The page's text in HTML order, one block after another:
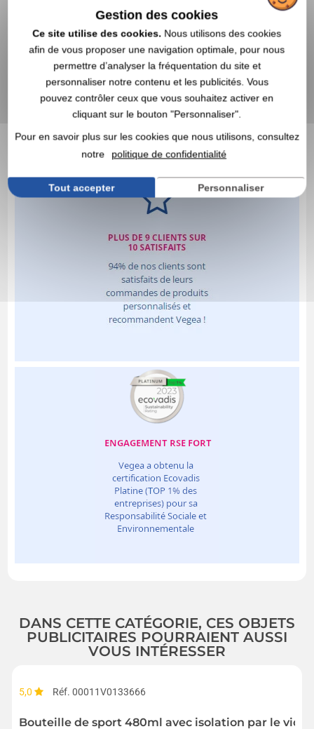
DANS CETTE CATÉGORIE, CES OBJETS
PUBLICITAIRES POURRAIENT AUSSI
VOUS INTÉRESSER
5,0 Réf. 00011V0133666
Bouteille de sport 480ml avec isolation par le vide
Gestion des cookies
Ce site utilise des cookies. Nous utilisons des cookies
afin de vous proposer une navigation optimale, pour nous
permettre d’analyser la fréquentation du site et
personnaliser notre contenu et les publicités. Vous
pouvez contrôler ceux que vous souhaitez activer en
cliquant sur le bouton "Personnaliser".
Pour en savoir plus sur les cookies que nous utilisons, consultez
notre
politique de confidentialité
Tout accepter Personnaliser